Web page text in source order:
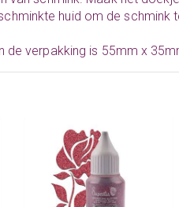
huid om de schmink
de verpakking is 55mm x